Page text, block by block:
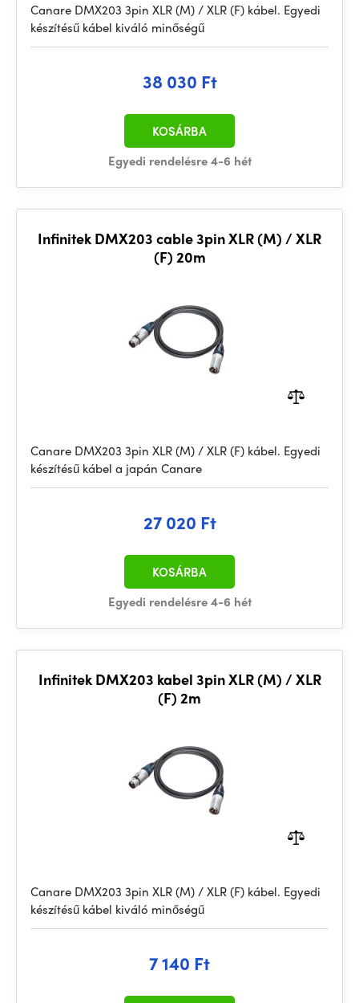
Canare DMX203 3pin XLR (M) / XLR (F) kábel. Egyedi
készítésű kábel kiváló minőségű
38 030 Ft
Egyedi rendelésre 4-6 hét
KOSÁRBA
Infinitek DMX203 cable 3pin XLR (M) / XLR
(F) 20m
Canare DMX203 3pin XLR (M) / XLR (F) kábel. Egyedi
készítésű kábel a japán Canare
27 020 Ft
Egyedi rendelésre 4-6 hét
KOSÁRBA
Infinitek DMX203 kabel 3pin XLR (M) / XLR
(F) 2m
Canare DMX203 3pin XLR (M) / XLR (F) kábel. Egyedi
készítésű kábel kiváló minőségű
7 140 Ft